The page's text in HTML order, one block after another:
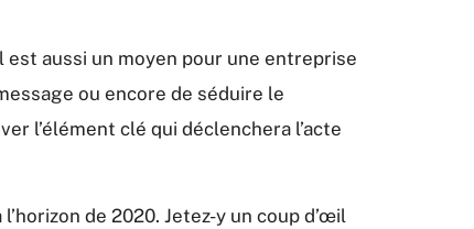
est aussi un moyen pour une entreprise
ou encore de séduire le
l’élément clé qui déclenchera l’acte
de 2020. Jetez-y un coup d’œil